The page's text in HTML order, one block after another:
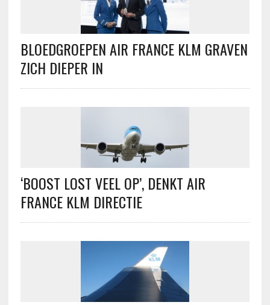
BLOEDGROEPEN AIR FRANCE KLM GRAVEN
ZICH DIEPER IN
‘BOOST LOST VEEL OP’, DENKT AIR
FRANCE KLM DIRECTIE